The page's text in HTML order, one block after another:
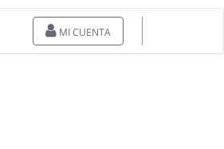
MI CUENTA